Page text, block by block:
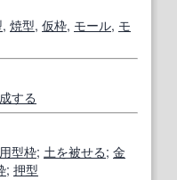
, 焼型, 仮枠, モール, モ
する
用型枠; 土を被せる; 金
; 押型